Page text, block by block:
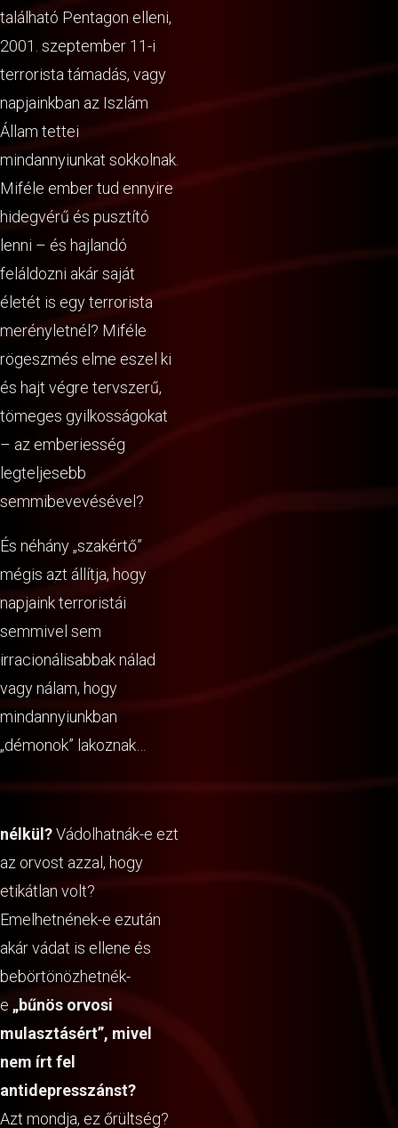
található Pentagon elleni,
2001. szeptember 11-i
terrorista támadás, vagy
napjainkban az Iszlám
Állam tettei
mindannyiunkat sokkolnak.
Miféle ember tud ennyire
hidegvérű és pusztító
lenni – és hajlandó
feláldozni akár saját
életét is egy terrorista
merényletnél? Miféle
rögeszmés elme eszel ki
és hajt végre tervszerű,
tömeges gyilkosságokat
– az emberiesség
legteljesebb
semmibevevésével?
És néhány „szakértő”
mégis azt állítja, hogy
napjaink terroristái
semmivel sem
irracionálisabbak nálad
vagy nálam, hogy
mindannyiunkban
„démonok” lakoznak…
nélkül?Vádolhatnák-e ezt
az orvost azzal, hogy
etikátlan volt?
Emelhetnének-e ezután
akár vádat is ellene és
bebörtönözhetnék-
e „bűnös orvosi
mulasztásért”, mivel
nem írt fel
antidepresszánst?
Azt mondja, ez őrültség?